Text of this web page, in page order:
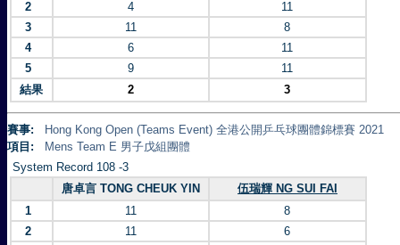
2 4
11
3
11
8
4
6
11
5
9
11
結果
2 3
賽事:
Hong Kong Open (Teams Event) 全港公開乒乓球團體錦標賽 2021
項目:
Mens Team E 男子戊組團體
System Record 108 -3
唐卓言 TONG CHEUK YIN
伍瑞輝 NG SUI FAI
1
11
8
2
11
6